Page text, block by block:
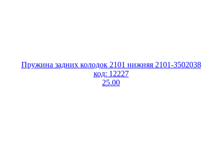
Пружина задних колодок 2101 нижняя 2101-3502038
код: 12227
25.00